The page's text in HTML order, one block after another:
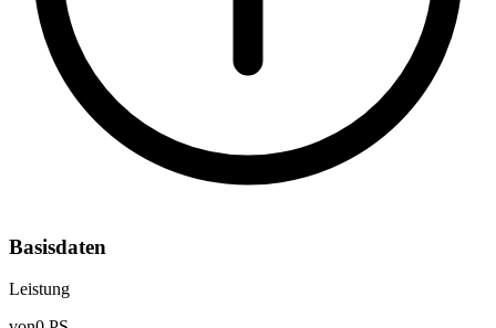
Basisdaten
Leistung